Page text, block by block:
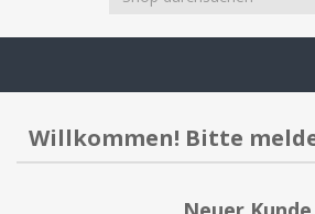
Willkommen! Bitte